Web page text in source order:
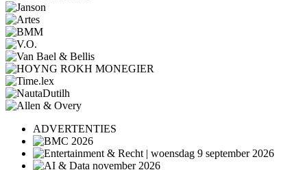
ADVERTENTIES